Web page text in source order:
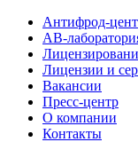
Антифрод-
АВ-
Лицензии и
Вакансии
Пресс-центр
О компании
Контакты